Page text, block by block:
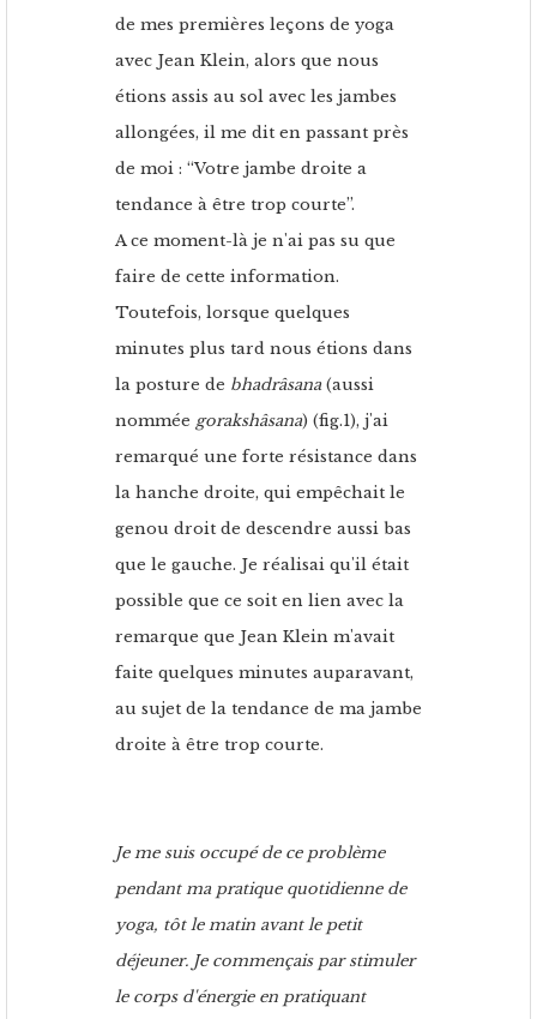
de mes premières leçons de yoga
avec Jean Klein, alors que nous
étions assis au sol avec les jambes
allongées, il me dit en passant près
de moi : “Votre jambe droite a
tendance à être trop courte”.
A ce moment-là je n'ai pas su que
faire de cette information.
Toutefois, lorsque quelques
minutes plus tard nous étions dans
la posture de bhadrâsana(aussi
nommée gorakshâsana) (fig.1), j'ai
remarqué une forte résistance dans
la hanche droite, qui empêchait le
genou droit de descendre aussi bas
que le gauche. Je réalisai qu'il était
possible que ce soit en lien avec la
remarque que Jean Klein m'avait
faite quelques minutes auparavant,
au sujet de la tendance de ma jambe
droite à être trop courte.
Je me suis occupé de ce problème
pendant ma pratique quotidienne de
yoga, tôt le matin avant le petit
déjeuner. Je commençais par stimuler
le corps d'énergie en pratiquant